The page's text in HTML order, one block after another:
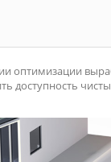
оптимизации
доступность